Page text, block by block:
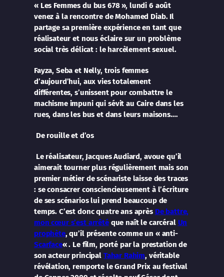
« Les Femmes du bus 678 », lundi 6 août
venez à la rencontre de Mohamed Diab. Il
partage sa première expérience en tant que
réalisateur et nous éclaire sur un problème
social très délicat : le harcèlement sexuel.
Fayza, Seba et Nelly, trois femmes
d’aujourd’hui, aux vies totalement
différentes, s’unissent pour combattre le
machisme impuni qui sévit au Caire dans les
rues, dans les bus et dans leurs maisons….
De rouille et d’os
Le réalisateur, Jacques Audiard, avoue qu’il
aimerait tourner plus régulièrement mais son
premier métier de scénariste laisse des traces
: se consacrer consciencieusement à l’écriture
de ses scénarios lui prend beaucoup de
temps. C’est donc quatre ans après De battre,
mon cœur s’est arrêtéque naît le carcéral Un
prophète, qu’il présente comme un « anti-
Scarface« . Le film, porté par la prestation de
son acteur principal Tahar Rahim, véritable
révélation, remporte le Grand Prix au festival